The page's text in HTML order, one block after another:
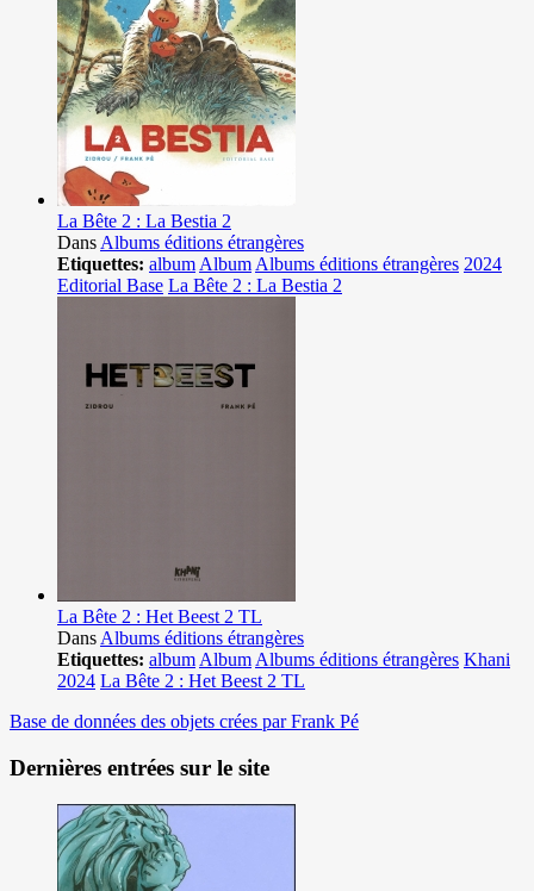
La Bête 2 : La Bestia 2
DansAlbums éditions étrangères
Etiquettes: albumAlbumAlbums éditions étrangères 2024
Editorial Base La Bête 2 : La Bestia 2
La Bête 2 : Het Beest 2 TL
DansAlbums éditions étrangères
Etiquettes: albumAlbumAlbums éditions étrangères Khani
2024 La Bête 2 : Het Beest 2 TL
Base de données des objets crées par Frank Pé
Dernières entrées sur le site